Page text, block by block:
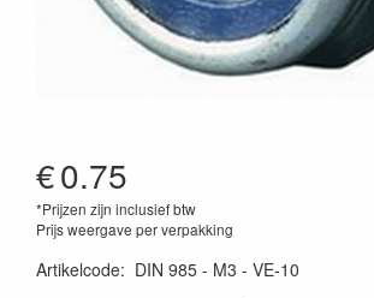
€0.75
*Prijzen zijn inclusief btw
Prijs weergave per verpakking
Artikelcode: DIN 985 - M3 - VE-10